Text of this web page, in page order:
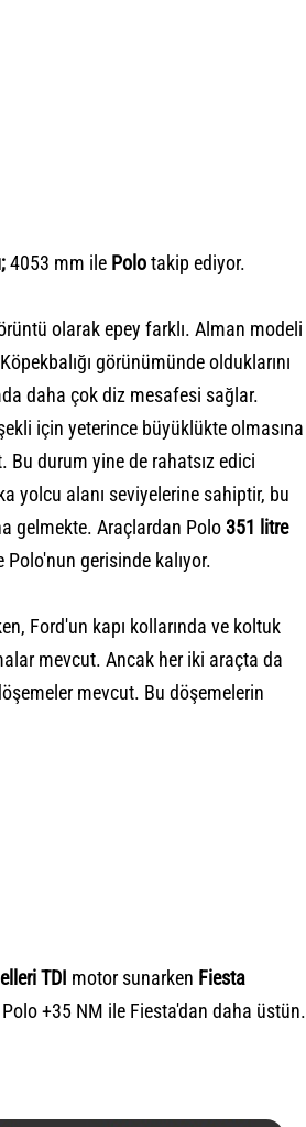
4053 mm ile Polotakip ediyor.
olarak epey farklı. Alman modeli
görünümünde olduklarını
daha çok diz mesafesi sağlar.
için yeterince büyüklükte olmasına
Bu durum yine de rahatsız edici
yolcu alanı seviyelerine sahiptir, bu
gelmekte. Araçlardan Polo 351 litre
Polo'nun gerisinde kalıyor.
Ford'un kapı kollarında ve koltuk
mevcut. Ancak her iki araçta da
mevcut. Bu döşemelerin
TDI motor sunarken Fiesta
+35 NM ile Fiesta'dan daha üstün.